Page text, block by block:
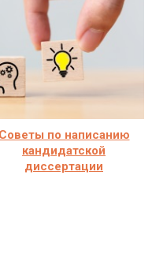
Советы по написанию
кандидатской
диссертации